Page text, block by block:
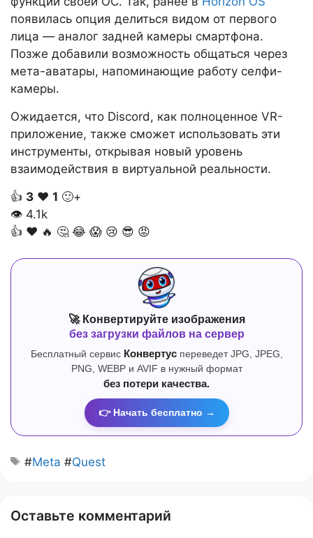
появилась опция делиться видом от первого
лица — аналог задней камеры смартфона.
Позже добавили возможность общаться через
мета-аватары, напоминающие работу селфи-
камеры.
Ожидается, что Discord, как полноценное VR-
приложение, также сможет использовать эти
инструменты, открывая новый уровень
взаимодействия в виртуальной реальности.
👍 3 ❤️ 1 🙂+
👁 4.1k
👍 ❤️ 🔥 🤔 😂 😱 😢 😎 😡
🚀 Конвертируйте изображения
без загрузки файлов на сервер
Бесплатный сервис Конвертуспереведет JPG, JPEG,
PNG, WEBP и AVIF в нужный формат
без потери качества.
👉 Начать бесплатно →
#Meta #Quest
Оставьте комментарий